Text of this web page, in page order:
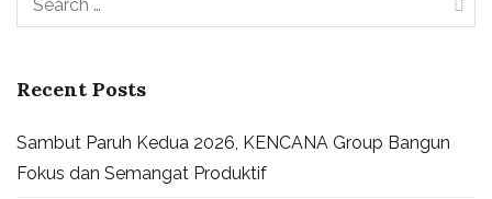
Recent Posts
Sambut Paruh Kedua 2026, KENCANA Group Bangun
Fokus dan Semangat Produktif